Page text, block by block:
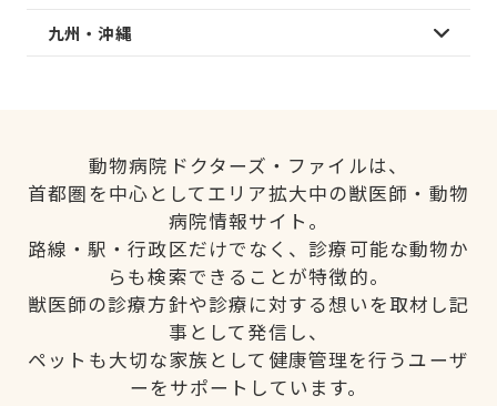
九州・沖縄
動物病院ドクターズ・ファイルは、
首都圏を中心としてエリア拡大中の獣医師・動物
病院情報サイト。
路線・駅・行政区だけでなく、診療可能な動物か
らも検索できることが特徴的。
獣医師の診療方針や診療に対する想いを取材し記
事として発信し、
ペットも大切な家族として健康管理を行うユーザ
ーをサポートしています。